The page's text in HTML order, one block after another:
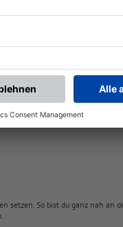
KANAL!
setzen. So bist du ganz nah an